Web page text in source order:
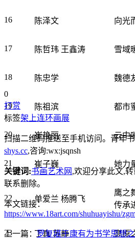
16 陈泽文 向光
17 陈哲玮 王鑫涛 雪域
18 陈忠学 魏德
19 陈祖滨 都市
20 崔艳丽 云中
21 崔子巍 她力
22 单爱兰 杨腾飞
鹰之
传承
23 丁真 苏静 高原
0
打赏
标签架上连环画展
扫描二维码推送至手机访问。青年
shys.cc,咨询:wx:jsqnsh
关键词:书画艺术网 ,欢迎分享此文,
联系删除。
本文链接：
https://www.18art.com/shuhuayishu/
上一篇：罗复堪于康有为书学思想